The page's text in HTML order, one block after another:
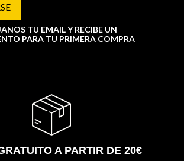
TU EMAIL Y RECIBE UN
PARA TU PRIMERA COMPRA
A PARTIR DE 20€